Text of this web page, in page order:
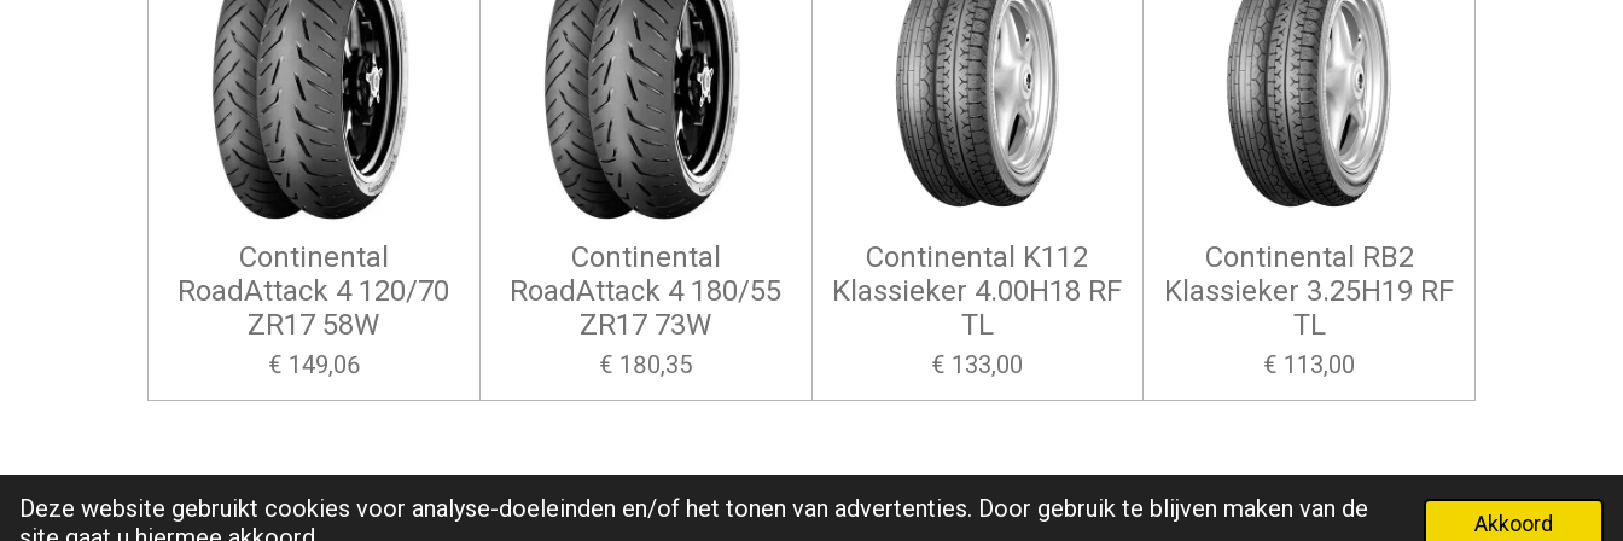
Deze website gebruikt cookies voor analyse-doeleinden en/of het tonen van advertenties. Door gebruik te blijven maken van de
Akkoord
Continental
RoadAttack 4 120/70
ZR17 58W
€ 149,06
Continental
RoadAttack 4 180/55
ZR17 73W
€ 180,35
Continental K112
Klassieker 4.00H18 RF
TL
€ 133,00
Continental RB2
Klassieker 3.25H19 RF
TL
€ 113,00
© 2026 J.G. Egbers Automaterialen | | Alle genoemde prijzen zijn inclusief 21% BTW